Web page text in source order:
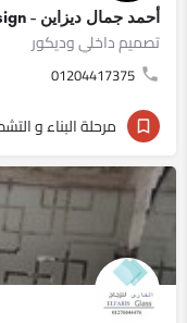
أحمد جمال ديزاين - Ahmed Gamal Design
تصميم داخلي وديكور
01204417375
مرحلة البناء و